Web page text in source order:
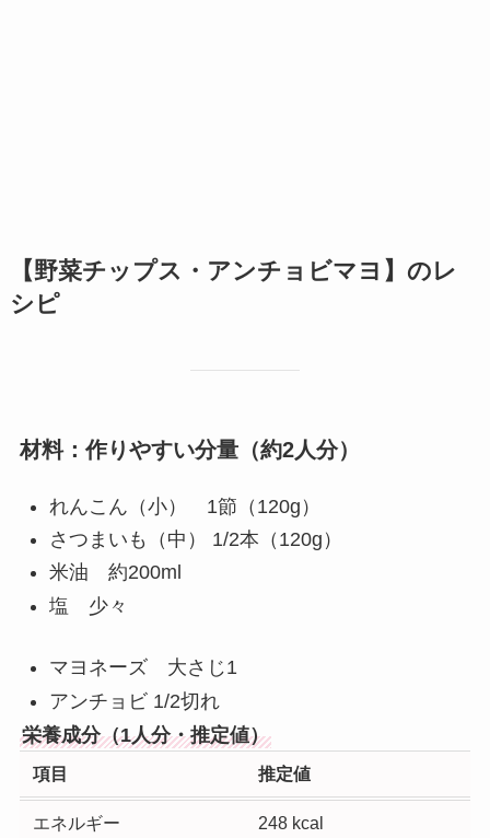
【野菜チップス・アンチョビマヨ】のレ
シピ
材料：作りやすい分量（約2人分）
れんこん（小） 1節（120g）
さつまいも（中） 1/2本（120g）
米油 約200ml
塩 少々
マヨネーズ 大さじ1
アンチョビ 1/2切れ
栄養成分（1人分・推定値）
項目 推定値
エネルギー 248 kcal